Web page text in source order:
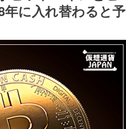
に入れ替わると予